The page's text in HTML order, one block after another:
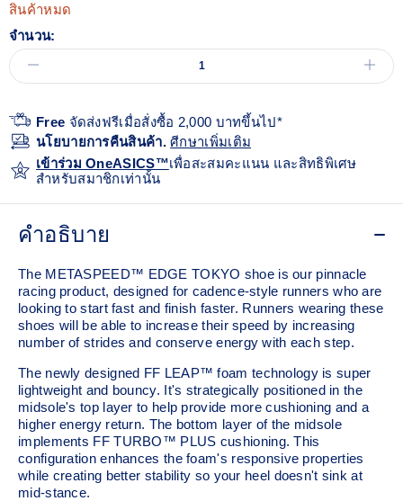
สินค้าหมด
จำนวน:
Free จัดส่งฟรีเมื่อสั่งซื้อ 2,000 บาทขึ้นไป*
นโยบายการคืนสินค้า.ศีกษาเพิ่มเติม
เข้าร่วม OneASICS™เพื่อสะสมคะแนน และสิทธิพิเศษ
สำหรับสมาชิกเท่านั้น
คำอธิบาย
The METASPEED™ EDGE TOKYO shoe is our pinnacle
racing product, designed for cadence-style runners who are
looking to start fast and finish faster. Runners wearing these
shoes will be able to increase their speed by increasing
number of strides and conserve energy with each step.
The newly designed FF LEAP™ foam technology is super
lightweight and bouncy. It's strategically positioned in the
midsole's top layer to help provide more cushioning and a
higher energy return. The bottom layer of the midsole
implements FF TURBO™ PLUS cushioning. This
configuration enhances the foam's responsive properties
while creating better stability so your heel doesn't sink at
mid-stance.